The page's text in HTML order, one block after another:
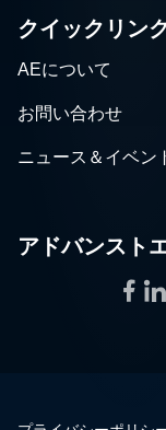
クイックリン
AEについて
お問い合わせ
ニュース＆イベン
アドバンスト